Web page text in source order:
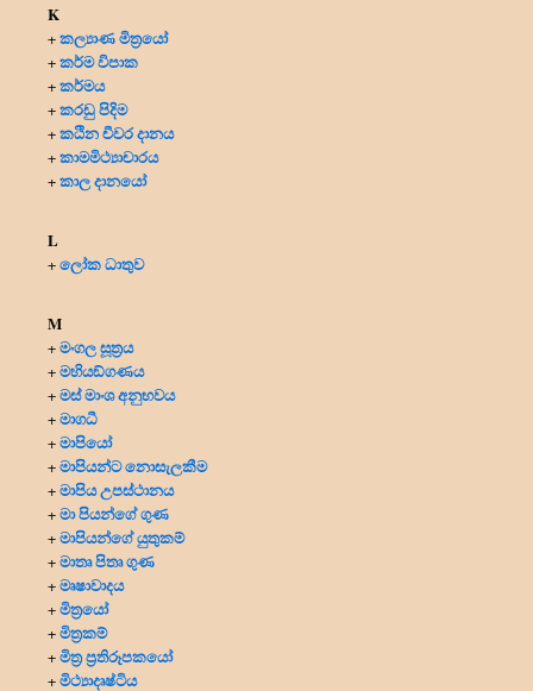
K
+කල්‍යාණ මිත්‍රයෝ
+කර්ම විපාක
+කර්මය
+කරඩු පිදිම
+කඨින චීවර දානය
+කාමමිථ්‍යාචාරය
+කාල දානයෝ
L
+ලෝක ධාතුව
M
+මංගල සූත්‍රය
+මහියඞ්ගණය
+මස් මාංශ අනුභවය
+මාගධී
+මාපියෝ
+මාපියන්ට නොසැලකීම
+මාපිය උපස්ථානය
+මා පියන්ගේ ගුණ
+මාපියන්ගේ යුතුකම්
+මාතෘ පිතෘ ගුණ
+මෘෂාවාදය
+මිත්‍රයෝ
+මිත්‍ර‍කම්
+මිත්‍ර‍ ප්‍ර‍තිරූපකයෝ
+මිථ්‍යාදෘෂ්ටිය